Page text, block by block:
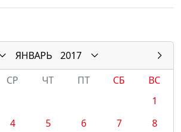
ЯНВАРЬ
2017
СР ЧТ ПТ СБ
ВС
1
4 5 6 7
8